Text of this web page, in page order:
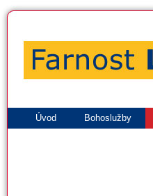
Úvod Bohoslužby